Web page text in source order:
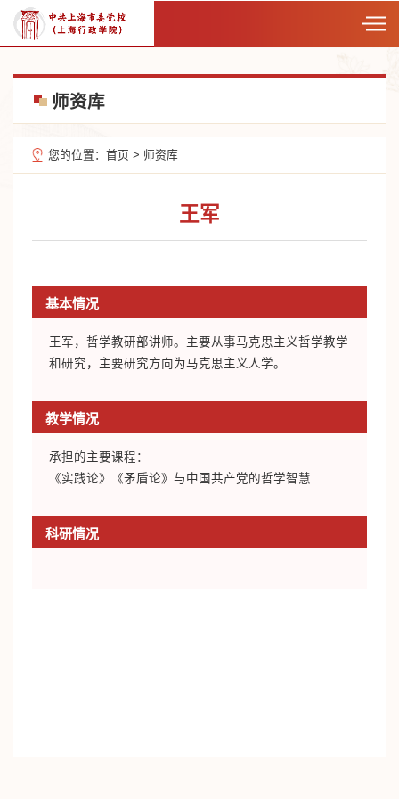
师资库
您的位置： 首页 > 师资库
王军
基本情况
王军，哲学教研部讲师。主要从事马克思主义哲学教学
和研究，主要研究方向为马克思主义人学。
教学情况
承担的主要课程：
《实践论》《矛盾论》与中国共产党的哲学智慧
科研情况